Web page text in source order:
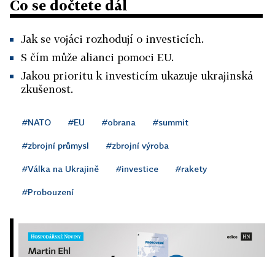
Co se dočtete dál
Jak se vojáci rozhodují o investicích.
S čím může alianci pomoci EU.
Jakou prioritu k investicím ukazuje ukrajinská
zkušenost.
#NATO #EU #obrana #summit
#zbrojní průmysl #zbrojní výroba
#Válka na Ukrajině #investice #rakety
#Probouzení